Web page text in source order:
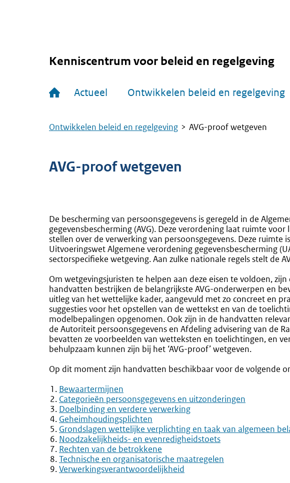
Kenniscentrum voor beleid en regelgeving
Actueel Ontwikkelen beleid en regelgeving
Kruimelpad
Ontwikkelen beleid en regelgeving AVG-proof wetgeven
AVG-proof wetgeven
De bescherming van persoonsgegevens is geregeld in de
gegevensbescherming (AVG). Deze verordening laat ruimte
stellen over de verwerking van persoonsgegevens. Deze ruimte
Uitvoeringswet Algemene verordening gegevensbescherming
sectorspecifieke wetgeving. Aan zulke nationale regels stelt de
Om wetgevingsjuristen te helpen aan deze eisen te voldoen,
handvatten bestrijken de belangrijkste AVG-onderwerpen en
uitleg van het wettelijke kader, aangevuld met zo concreet en
suggesties voor het opstellen van de wettekst en van de
modelbepalingen opgenomen. Ook zijn in de handvatten
de Autoriteit persoonsgegevens en Afdeling advisering van de
bevatten ze voorbeelden van wetteksten en toelichtingen, en
behulpzaam kunnen zijn bij het ‘AVG-proof’ wetgeven.
Op dit moment zijn handvatten beschikbaar voor de volgende
Bewaartermijnen
Categorieën persoonsgegevens en uitzonderingen
Doelbinding en verdere verwerking
Geheimhoudingsplichten
Grondslagen wettelijke verplichting en taak van algemeen
Noodzakelijkheids- en evenredigheidstoets
Rechten van de betrokkene
Technische en organisatorische maatregelen
Verwerkingsverantwoordelijkheid